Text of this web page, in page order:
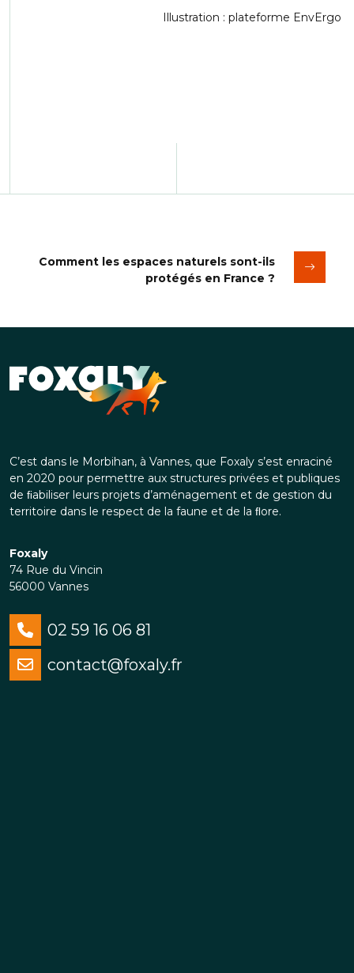
Illustration : plateforme EnvErgo
Comment les espaces naturels sont-ils
protégés en France ?
C’est dans le Morbihan, à Vannes, que Foxaly s’est enraciné
en 2020 pour permettre aux structures privées et publiques
de ﬁabiliser leurs projets d’aménagement et de gestion du
territoire dans le respect de la faune et de la ﬂore.
Foxaly
74 Rue du Vincin
56000 Vannes
02 59 16 06 81
contact@foxaly.fr